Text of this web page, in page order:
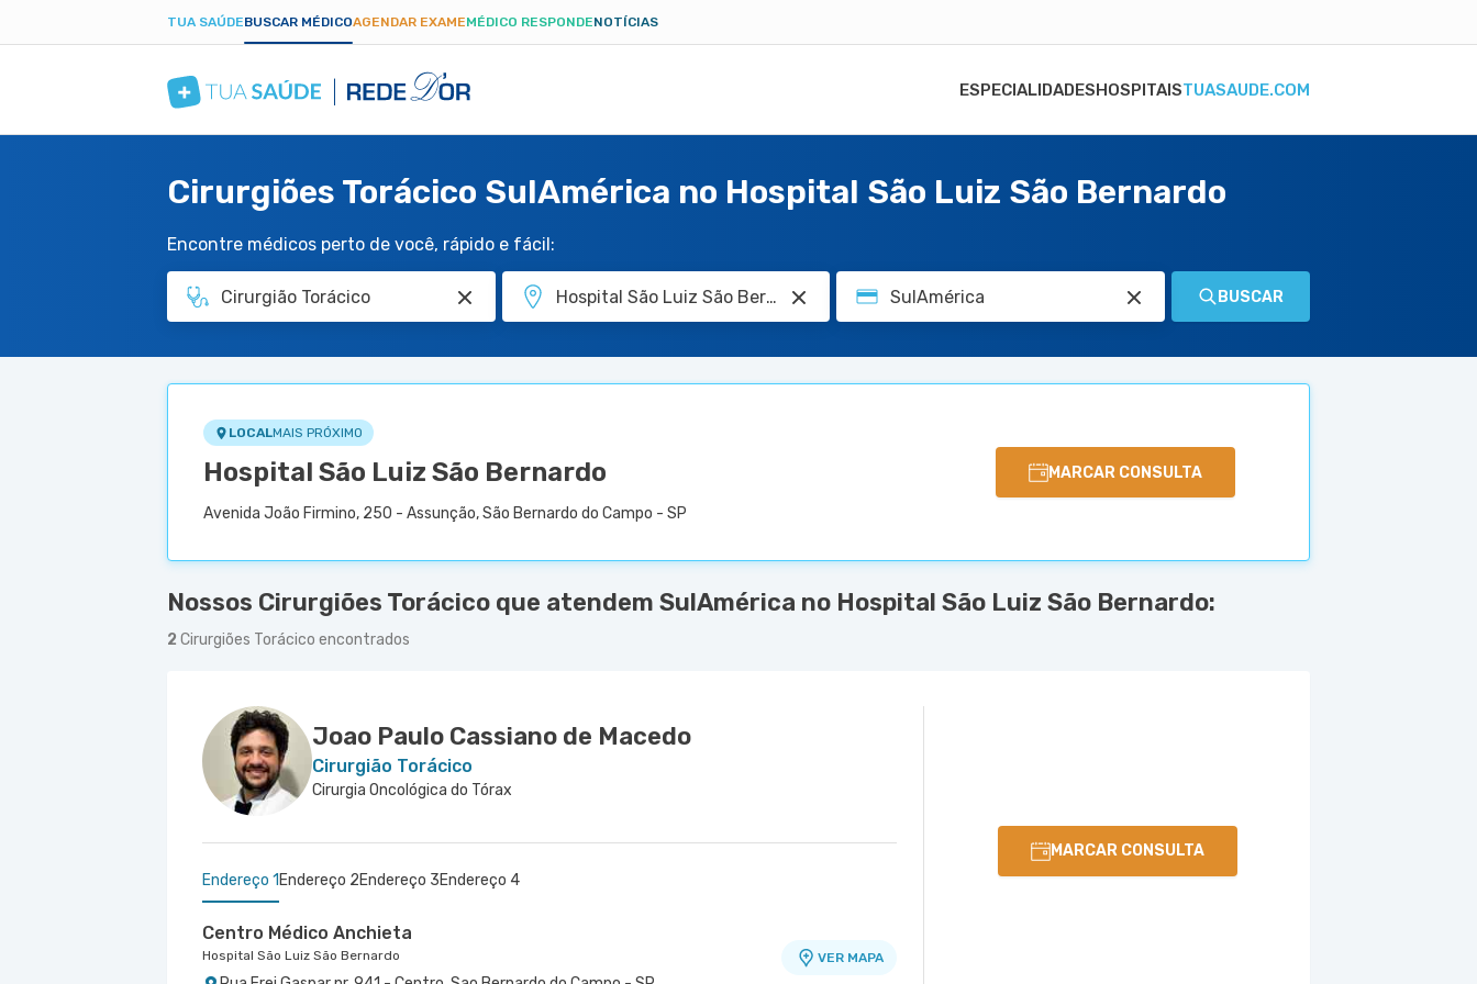
TUA SAÚDEBUSCAR MÉDICOAGENDAR EXAMEMÉDICO RESPONDENOTÍCIAS
ESPECIALIDADESHOSPITAISTUASAUDE.COM
Cirurgiões Torácico SulAmérica no Hospital São Luiz São Bernardo
Encontre médicos perto de você, rápido e fácil:
BUSCAR
LOCALMAIS PRÓXIMO
Hospital São Luiz São Bernardo
Avenida João Firmino, 250 - Assunção, São Bernardo do Campo - SP
MARCAR CONSULTA
Nossos Cirurgiões Torácico que atendem SulAmérica no Hospital São Luiz São Bernardo:
2 Cirurgiões Torácico encontrados
Joao Paulo Cassiano de Macedo
Cirurgião Torácico
Cirurgia Oncológica do Tórax
MARCAR CONSULTA
Endereço 1 Endereço 2Endereço 3Endereço 4
Centro Médico Anchieta
Hospital São Luiz São Bernardo VER MAPA